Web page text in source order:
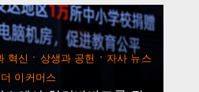
혁신 · 상생과 공헌 · 자사 뉴스
이커머스